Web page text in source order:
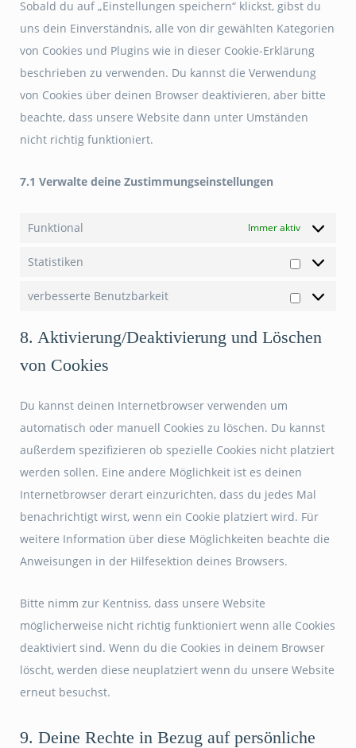
Sobald du auf „Einstellungen speichern“ klickst, gibst du
uns dein Einverständnis, alle von dir gewählten Kategorien
von Cookies und Plugins wie in dieser Cookie-Erklärung
beschrieben zu verwenden. Du kannst die Verwendung
von Cookies über deinen Browser deaktivieren, aber bitte
beachte, dass unsere Website dann unter Umständen
nicht richtig funktioniert.
7.1 Verwalte deine Zustimmungseinstellungen
Funktional Immer aktiv
Statistiken
verbesserte Benutzbarkeit
8. Aktivierung/Deaktivierung und Löschen
von Cookies
Du kannst deinen Internetbrowser verwenden um
automatisch oder manuell Cookies zu löschen. Du kannst
außerdem spezifizieren ob spezielle Cookies nicht platziert
werden sollen. Eine andere Möglichkeit ist es deinen
Internetbrowser derart einzurichten, dass du jedes Mal
benachrichtigt wirst, wenn ein Cookie platziert wird. Für
weitere Information über diese Möglichkeiten beachte die
Anweisungen in der Hilfesektion deines Browsers.
Bitte nimm zur Kentniss, dass unsere Website
möglicherweise nicht richtig funktioniert wenn alle Cookies
deaktiviert sind. Wenn du die Cookies in deinem Browser
löscht, werden diese neuplatziert wenn du unsere Website
erneut besuchst.
9. Deine Rechte in Bezug auf persönliche